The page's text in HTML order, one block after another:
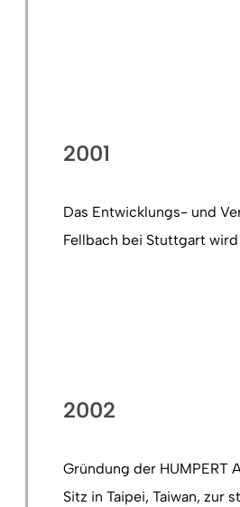
2001
Das Entwicklungs- und
Fellbach bei Stuttgart
2002
Gründung der HUMPERT
Sitz in Taipei, Taiwan, zur